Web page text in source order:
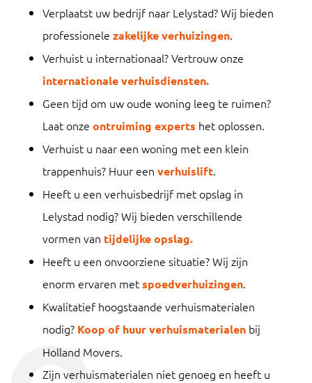
Verplaatst uw bedrijf naar Lelystad? Wij bieden
professionele zakelijke verhuizingen.
Verhuist u internationaal? Vertrouw onze
internationale verhuisdiensten.
Geen tijd om uw oude woning leeg te ruimen?
Laat onze ontruiming experts het oplossen.
Verhuist u naar een woning met een klein
trappenhuis? Huur een verhuislift.
Heeft u een verhuisbedrijf met opslag in
Lelystad nodig? Wij bieden verschillende
vormen van tijdelijke opslag.
Heeft u een onvoorziene situatie? Wij zijn
enorm ervaren metspoedverhuizingen.
Kwalitatief hoogstaande verhuismaterialen
nodig? Koop of huur verhuismaterialenbij
Holland Movers.
Zijn verhuismaterialen niet genoeg en heeft u